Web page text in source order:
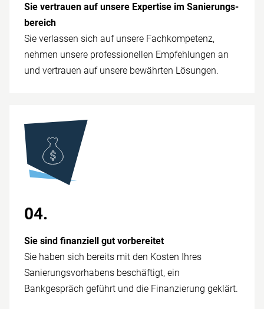
Sie vertrauen auf unsere Expertise im Sanierungs­
bereich
Sie verlassen sich auf unsere Fach­kompetenz,
nehmen unsere prof­essionellen Empfehlungen an
und vertrauen auf unsere be­währten Lö­sungen.
04.
Sie sind finan­ziell gut vor­bereitet
Sie haben sich bereits mit den Kosten Ihres
Sanierungsvorhabens beschäftigt, ein
Bankgespräch geführt und die Finanzierung geklärt.